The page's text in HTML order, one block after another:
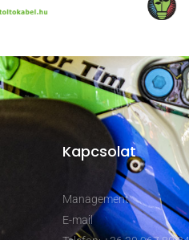
Kapcsolat
Management
E-mail